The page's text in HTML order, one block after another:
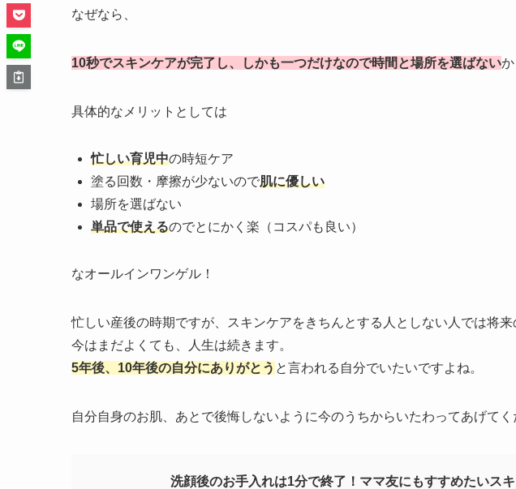
なぜなら、
10秒でスキンケアが完了し、しかも一つだけなので時間と場所を選ばないか
具体的なメリットとしては
忙しい育児中の時短ケア
塗る回数・摩擦が少ないので肌に優しい
場所を選ばない
単品で使えるのでとにかく楽（コスパも良い）
なオールインワンゲル！
忙しい産後の時期ですが、スキンケアをきちんとする人としない人では将来
今はまだよくても、人生は続きます。
5年後、10年後の自分にありがとう と言われる自分でいたいですよね。
自分自身のお肌、あとで後悔しないように今のうちからいたわってあげてく
洗顔後のお手入れは1分で終了！ママ友にもすすめたいス